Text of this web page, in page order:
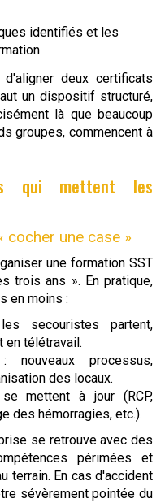
identifiés et les
deux certificats
un dispositif structuré,
là que beaucoup
groupes, commencent à
qui mettent les
cocher une case »
une formation SST
trois ans ». En pratique,
en moins :
secouristes partent,
en télétravail.
processus,
des locaux.
mettent à jour (RCP,
des hémorragies, etc.).
se retrouve avec des
périmées et
terrain. En cas d'accident
sévèrement pointée du